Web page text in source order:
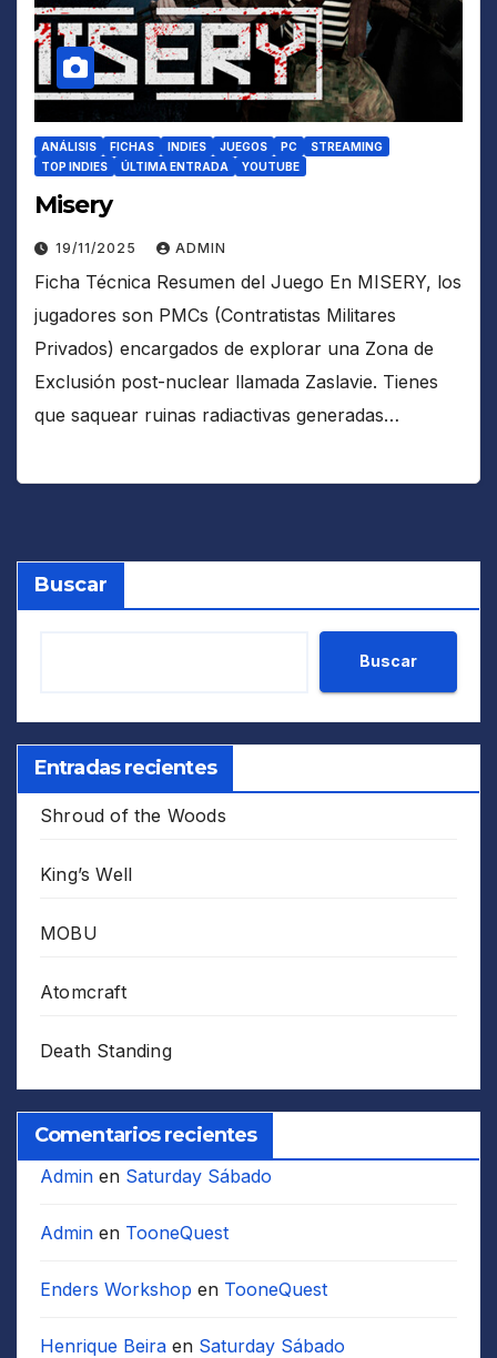
ANÁLISIS FICHAS INDIES JUEGOS PC
STREAMING
TOP INDIES
ÚLTIMA ENTRADA YOUTUBE
Misery
19/11/2025 ADMIN
Ficha Técnica Resumen del Juego En MISERY, los
jugadores son PMCs (Contratistas Militares
Privados) encargados de explorar una Zona de
Exclusión post-nuclear llamada Zaslavie. Tienes
que saquear ruinas radiactivas generadas…
Buscar
Buscar
Entradas recientes
Shroud of the Woods
King’s Well
MOBU
Atomcraft
Death Standing
Comentarios recientes
Admin en Saturday Sábado
Admin en TooneQuest
Enders Workshop en TooneQuest
Henrique Beira en Saturday Sábado